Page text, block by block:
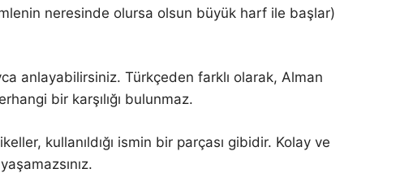
neresinde olursa olsun büyük harf ile başlar)
anlayabilirsiniz. Türkçeden farklı olarak, Alman
bir karşılığı bulunmaz.
kullanıldığı ismin bir parçası gibidir. Kolay ve